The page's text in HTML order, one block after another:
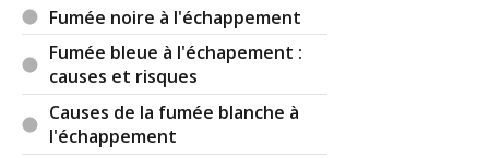
Fumée noire à l'échappement
Fumée bleue à l'échapement :
causes et risques
Causes de la fumée blanche à
l'échappement